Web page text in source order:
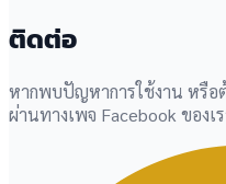
ติดต่อ
หากพบปัญหาการใช้งาน หรือ
ผ่านทางเพจ Facebook ของเร